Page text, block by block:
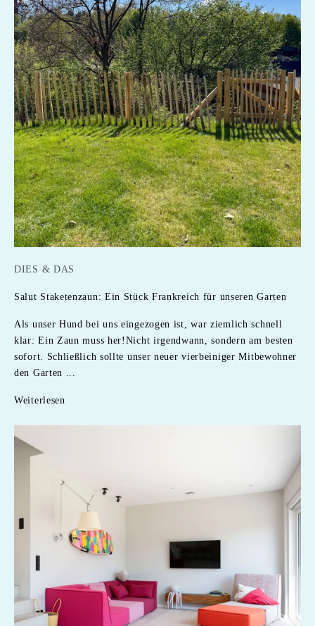
DIES & DAS
Salut Staketenzaun: Ein Stück Frankreich für unseren Garten
Als unser Hund bei uns eingezogen ist, war ziemlich schnell
klar: Ein Zaun muss her!Nicht irgendwann, sondern am besten
sofort. Schließlich sollte unser neuer vierbeiniger Mitbewohner
den Garten ...
Weiterlesen